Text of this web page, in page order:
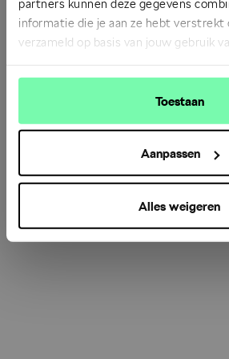
partners kunnen deze gegevens
informatie die je aan ze hebt verstrekt
verzameld op basis van jouw gebruik
Toestaan
Aanpassen
Alles weigeren